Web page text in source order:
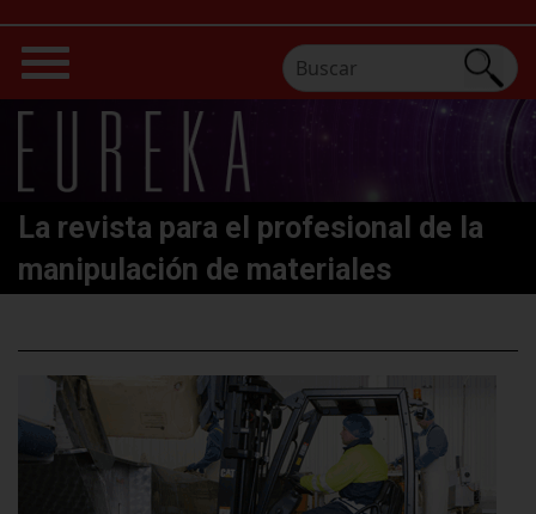
La revista para el profesional de la
manipulación de materiales